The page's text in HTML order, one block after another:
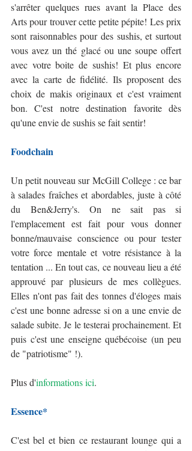
s'arrêter quelques rues avant la Place des
Arts pour trouver cette petite pépite! Les prix
sont raisonnables pour des sushis, et surtout
vous avez un thé glacé ou une soupe offert
avec votre boite de sushis! Et plus encore
avec la carte de fidélité. Ils proposent des
choix de makis originaux et c'est vraiment
bon. C'est notre destination favorite dès
qu'une envie de sushis se fait sentir!
Foodchain
Un petit nouveau sur McGill College : ce bar
à salades fraîches et abordables, juste à côté
du Ben&Jerry's. On ne sait pas si
l'emplacement est fait pour vous donner
bonne/mauvaise conscience ou pour tester
votre force mentale et votre résistance à la
tentation ... En tout cas, ce nouveau lieu a été
approuvé par plusieurs de mes collègues.
Elles n'ont pas fait des tonnes d'éloges mais
c'est une bonne adresse si on a une envie de
salade subite. Je le testerai prochainement. Et
puis c'est une enseigne québécoise (un peu
de "patriotisme" !).
Plus d'informations ici.
Essence*
C'est bel et bien ce restaurant lounge qui a